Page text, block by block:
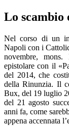
Lo scambio
Nel corso di un
Napoli con i
novembre,
epistolare con il
del 2014, che
della Rinunzia. Il
Bux, del 19 luglio
del 21 agosto
anni fa, come
appena accennata